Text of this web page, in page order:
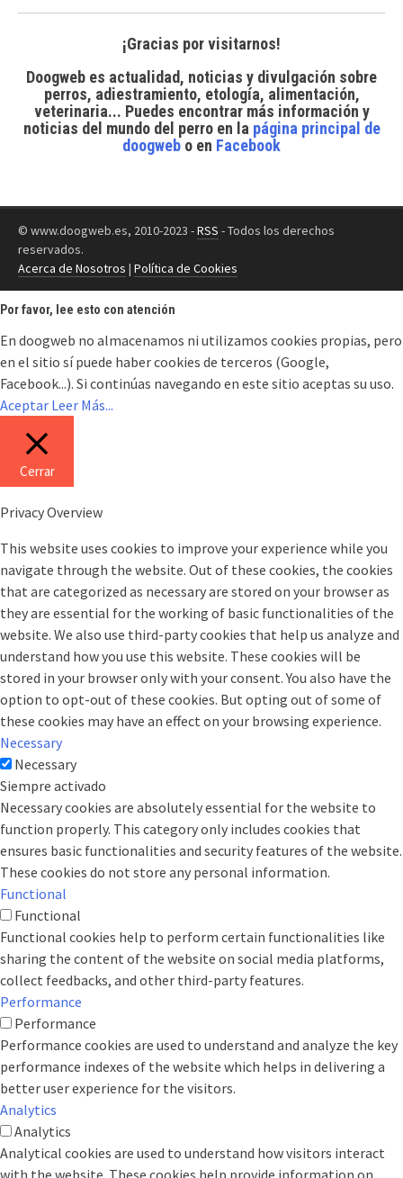
¡Gracias por visitarnos!
Doogweb es actualidad, noticias y divulgación sobre
perros, adiestramiento, etología, alimentación,
veterinaria... Puedes encontrar más información y
noticias del mundo del perroen la página principal de
doogweb o en Facebook
© www.doogweb.es, 2010-2023 -RSS - Todos los derechos
reservados.
Acerca de Nosotros | Política de Cookies
Por favor, lee esto con atención
En doogweb no almacenamos ni utilizamos cookies propias, pero
en el sitio sí puede haber cookies de terceros (Google,
Facebook...). Si continúas navegando en este sitio aceptas su uso.
Aceptar Leer Más...
Cerrar
Privacy Overview
This website uses cookies to improve your experience while you
navigate through the website. Out of these cookies, the cookies
that are categorized as necessary are stored on your browser as
they are essential for the working of basic functionalities of the
website. We also use third-party cookies that help us analyze and
understand how you use this website. These cookies will be
stored in your browser only with your consent. You also have the
option to opt-out of these cookies. But opting out of some of
these cookies may have an effect on your browsing experience.
Necessary
Necessary
Siempre activado
Necessary cookies are absolutely essential for the website to
function properly. This category only includes cookies that
ensures basic functionalities and security features of the website.
These cookies do not store any personal information.
Functional
Functional
Functional cookies help to perform certain functionalities like
sharing the content of the website on social media platforms,
collect feedbacks, and other third-party features.
Performance
Performance
Performance cookies are used to understand and analyze the key
performance indexes of the website which helps in delivering a
better user experience for the visitors.
Analytics
Analytics
Analytical cookies are used to understand how visitors interact